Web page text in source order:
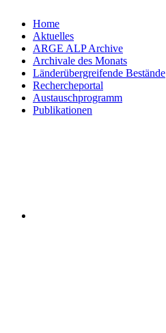
Home
Aktuelles
ARGE ALP Archive
Archivale des Monats
Länderübergreifende Bestände
Rechercheportal
Austauschprogramm
Publikationen